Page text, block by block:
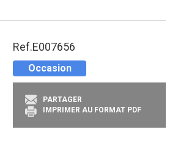
Ref.E007656
Occasion
PARTAGER
IMPRIMER AU FORMAT PDF